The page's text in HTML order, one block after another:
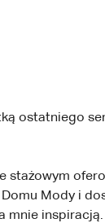
ostatniego
stażowym
Mody i
mnie inspiracją.